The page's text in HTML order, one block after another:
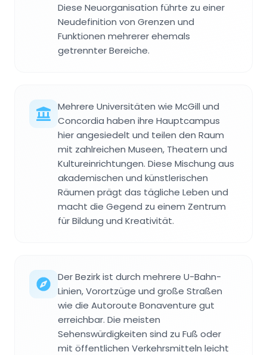
Diese Neuorganisation führte zu einer
Neudefinition von Grenzen und
Funktionen mehrerer ehemals
getrennter Bereiche.
Mehrere Universitäten wie McGill und
Concordia haben ihre Hauptcampus
hier angesiedelt und teilen den Raum
mit zahlreichen Museen, Theatern und
Kultureinrichtungen. Diese Mischung aus
akademischen und künstlerischen
Räumen prägt das tägliche Leben und
macht die Gegend zu einem Zentrum
für Bildung und Kreativität.
Der Bezirk ist durch mehrere U-Bahn-
Linien, Vorortzüge und große Straßen
wie die Autoroute Bonaventure gut
erreichbar. Die meisten
Sehenswürdigkeiten sind zu Fuß oder
mit öffentlichen Verkehrsmitteln leicht